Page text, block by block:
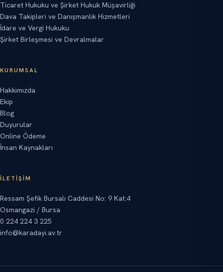
Ticaret Hukuku ve Şirket Hukuk Müşavirliği
Dava Takipleri ve Danışmanlık Hizmetleri
İdare ve Vergi Hukuku
Şirket Birleşmesi ve Devralmalar
KURUMSAL
Hakkımızda
Ekip
Blog
Duyurular
Online Ödeme
İnsan Kaynakları
İLETIŞIM
Ressam Şefik Bursalı Caddesi No: 9 Kat:4
Osmangazi / Bursa
0 224 224 3 225
info@karadayi.av.tr